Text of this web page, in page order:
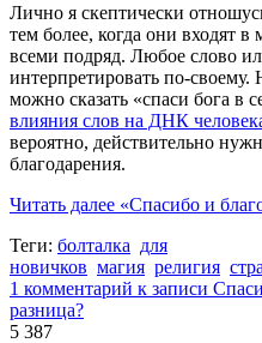
Лично я скептически
тем более, когда они входят
всеми подряд. Любое слово
интерпретировать по-
можно сказать «спаси бога в
влияния слов на ДНК
вероятно, действительно
благодарения.
Читать далее «Спасибо и
Теги: болталка для
новичков магия религия
1 комментарий к записи
разница?
5 387